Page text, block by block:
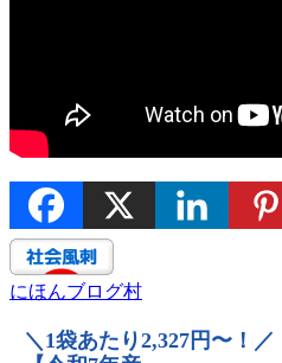
にほんブログ村